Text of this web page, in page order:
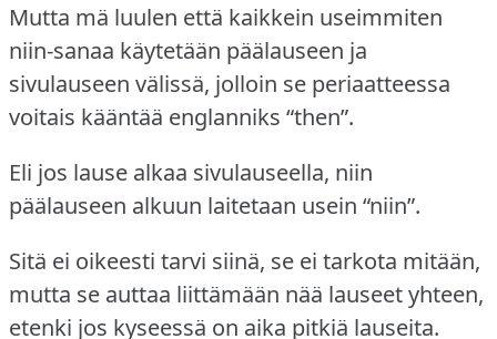
Mutta mä luulen että kaikkein useimmiten
niin-sanaa käytetään päälauseen ja
sivulauseen välissä, jolloin se periaatteessa
voitais kääntää englanniks “then”.
Eli jos lause alkaa sivulauseella, niin
päälauseen alkuun laitetaan usein “niin”.
Sitä ei oikeesti tarvi siinä, se ei tarkota mitään,
mutta se auttaa liittämään nää lauseet yhteen,
etenki jos kyseessä on aika pitkiä lauseita.